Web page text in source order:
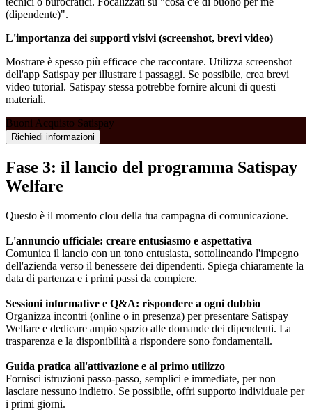
(dipendente)".
L'importanza dei supporti visivi (screenshot, brevi video)
Mostrare è spesso più efficace che raccontare. Utilizza screenshot
dell'app Satispay per illustrare i passaggi. Se possibile, crea brevi
video tutorial. Satispay stessa potrebbe fornire alcuni di questi
materiali.
Buoni Acquisto Satispay
Richiedi informazioni
Fase 3: il lancio del programma Satispay
Welfare
Questo è il momento clou della tua campagna di comunicazione.
L'annuncio ufficiale: creare entusiasmo e aspettativa
Comunica il lancio con un tono entusiasta, sottolineando l'impegno
dell'azienda verso il benessere dei dipendenti. Spiega chiaramente la
data di partenza e i primi passi da compiere.
Sessioni informative e Q&A: rispondere a ogni dubbio
Organizza incontri (online o in presenza) per presentare Satispay
Welfare e dedicare ampio spazio alle domande dei dipendenti. La
trasparenza e la disponibilità a rispondere sono fondamentali.
Guida pratica all'attivazione e al primo utilizzo
Fornisci istruzioni passo-passo, semplici e immediate, per non
lasciare nessuno indietro. Se possibile, offri supporto individuale per
i primi giorni.